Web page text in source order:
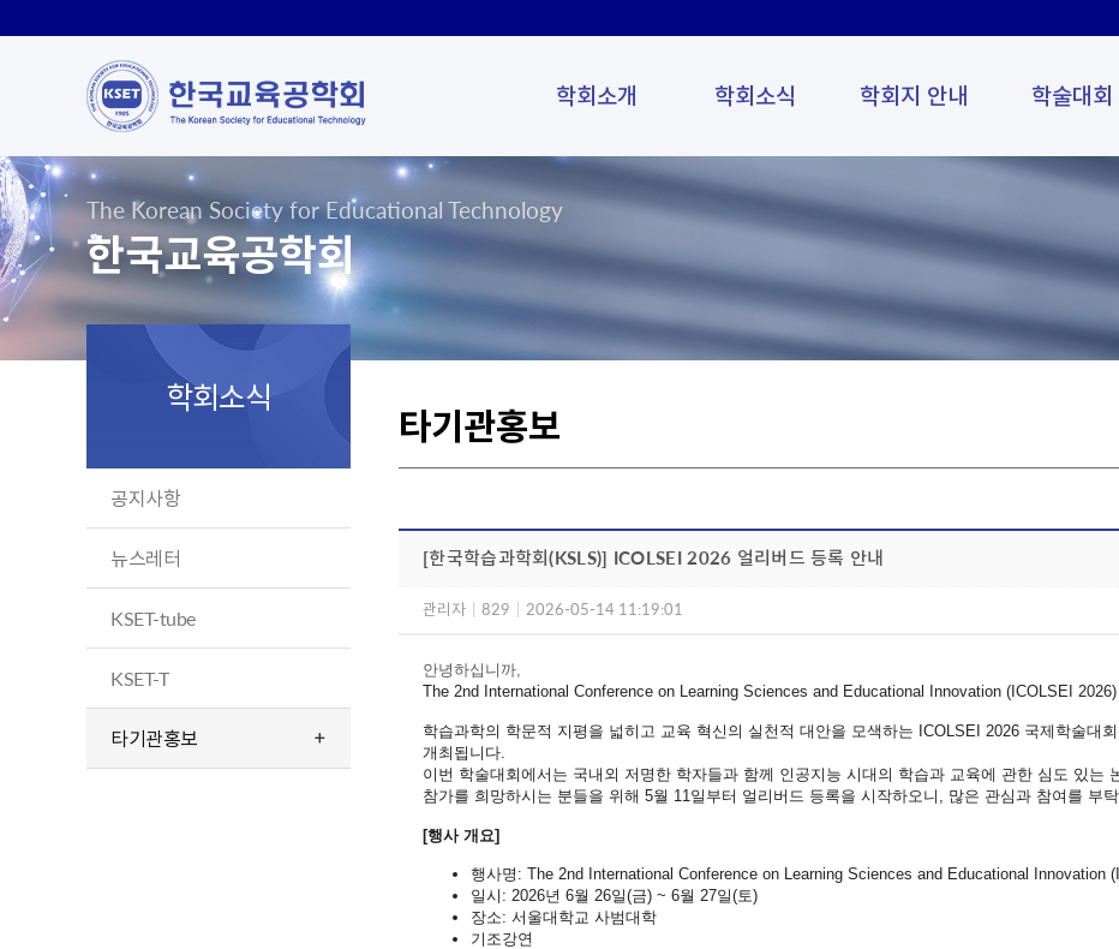
학회소개 학회소식 학회지 안내 학술대회
The Korean Society for Educational Technology
한국교육공학회
학회소식
공지사항
뉴스레터
KSET-tube
KSET-T
타기관홍보
타기관홍보
[한국학습과학회(KSLS)] ICOLSEI 2026 얼리버드 등록 안내
관리자 829 2026-05-14 11:19:01
안녕하십니까,
The 2nd International Conference on Learning Sciences and Educational Innovation (ICOLSEI
학습과학의 학문적 지평을 넓히고 교육 혁신의 실천적 대안을 모색하는 ICOLSEI 2026 국제학술대
개최됩니다.
이번 학술대회에서는 국내외 저명한 학자들과 함께 인공지능 시대의 학습과 교육에 관한 심도 있는
참가를 희망하시는 분들을 위해 5월 11일부터 얼리버드 등록을 시작하오니, 많은 관심과 참여를 부
[행사 개요]
행사명: The 2nd International Conference on Learning Sciences and Educational Innovation
일시: 2026년 6월 26일(금) ~ 6월 27일(토)
장소: 서울대학교 사범대학
기조강연